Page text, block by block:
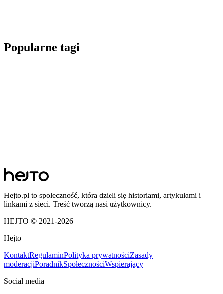
Popularne tagi
Hejto.pl to społeczność, która dzieli się historiami, artykułami i
linkami z sieci. Treść tworzą nasi użytkownicy.
HEJTO © 2021-2026
Hejto
KontaktRegulaminPolityka prywatnościZasady
moderacjiPoradnikSpołecznościWspierający
Social media